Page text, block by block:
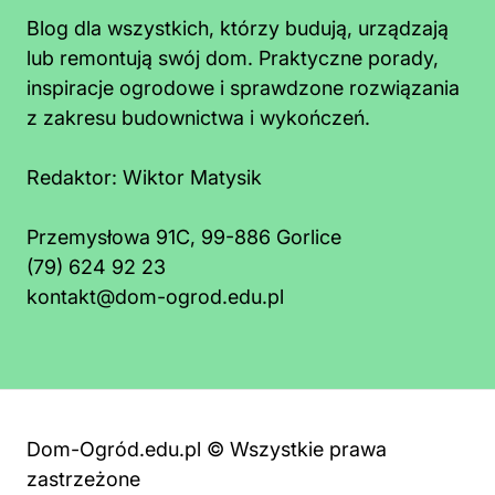
Blog dla wszystkich, którzy budują, urządzają
lub remontują swój dom. Praktyczne porady,
inspiracje ogrodowe i sprawdzone rozwiązania
z zakresu budownictwa i wykończeń.
Redaktor: Wiktor Matysik
Przemysłowa 91C, 99-886 Gorlice
(79) 624 92 23
kontakt@dom-ogrod.edu.pl
Dom-Ogród.edu.pl © Wszystkie prawa
zastrzeżone